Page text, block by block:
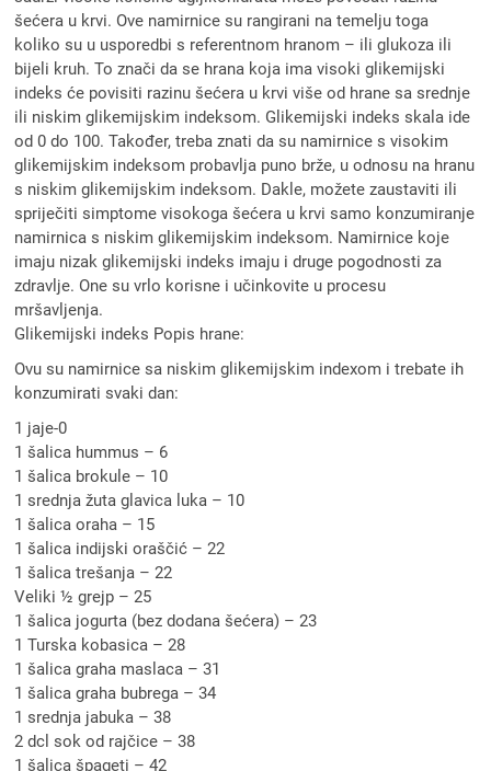
šećera u krvi. Ove namirnice su rangirani na temelju toga
koliko su u usporedbi s referentnom hranom – ili glukoza ili
bijeli kruh. To znači da se hrana koja ima visoki glikemijski
indeks će povisiti razinu šećera u krvi više od hrane sa srednje
ili niskim glikemijskim indeksom. Glikemijski indeks skala ide
od 0 do 100. Također, treba znati da su namirnice s visokim
glikemijskim indeksom probavlja puno brže, u odnosu na hranu
s niskim glikemijskim indeksom. Dakle, možete zaustaviti ili
spriječiti simptome visokoga šećera u krvi samo konzumiranje
namirnica s niskim glikemijskim indeksom. Namirnice koje
imaju nizak glikemijski indeks imaju i druge pogodnosti za
zdravlje. One su vrlo korisne i učinkovite u procesu
mršavljenja.
Glikemijski indeks Popis hrane:
Ovu su namirnice sa niskim glikemijskim indexom i trebate ih
konzumirati svaki dan:
1 jaje-0
1 šalica hummus – 6
1 šalica brokule – 10
1 srednja žuta glavica luka – 10
1 šalica oraha – 15
1 šalica indijski oraščić – 22
1 šalica trešanja – 22
Veliki ½ grejp – 25
1 šalica jogurta (bez dodana šećera) – 23
1 Turska kobasica – 28
1 šalica graha maslaca – 31
1 šalica graha bubrega – 34
1 srednja jabuka – 38
2 dcl sok od rajčice – 38
1 šalica špageti – 42